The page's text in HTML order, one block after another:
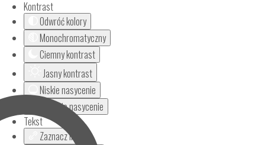
Kontrast
Odwróć kolory
Monochromatyczny
Ciemny kontrast
Jasny kontrast
Niskie nasycenie
Wysokie nasycenie
Tekst
Zaznacz linki